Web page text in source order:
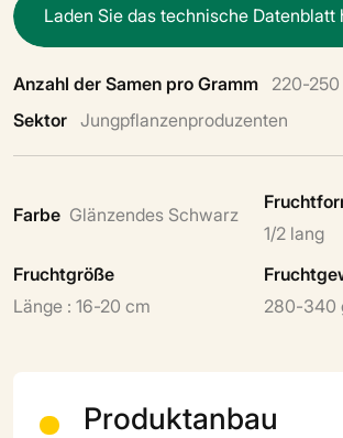
Laden Siedastechnische Datenblatt
Anzahl der Samen pro Gramm 220-250
Sektor Jungpflanzenproduzenten
Farbe Glänzendes Schwarz
1/2 lang
Fruchtgröße
Länge : 16-20 cm
280-340
Produktanbau